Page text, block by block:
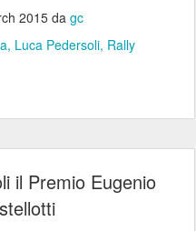
2015da gc
Luca Pedersoli Rally
il Premio Eugenio